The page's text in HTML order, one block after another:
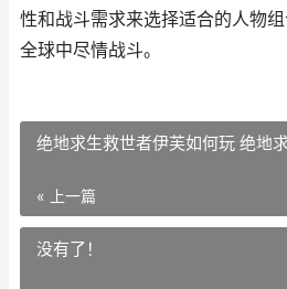
性和战斗需求来选择适合的人物
全球中尽情战斗。
绝地求生救世者伊芙如何玩 绝地
« 上一篇
没有了！